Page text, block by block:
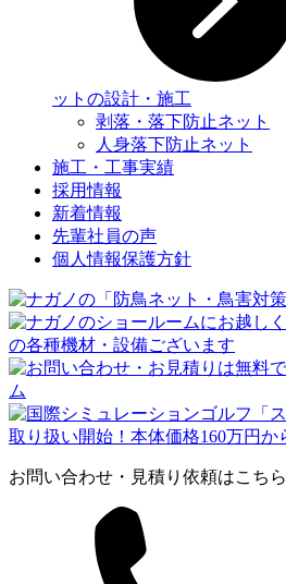
ットの設計・施工
剥落・落下防止ネット
人身落下防止ネット
施工・工事実績
採用情報
新着情報
先輩社員の声
個人情報保護方針
お問い合わせ・見積り依頼はこちら